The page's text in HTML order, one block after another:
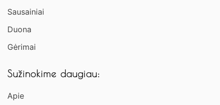
Sausainiai
Duona
Gėrimai
Sužinokime daugiau:
Apie